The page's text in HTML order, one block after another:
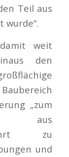
Teil aus
wurde“.
weit
den
„zum
aus
führt zu
und